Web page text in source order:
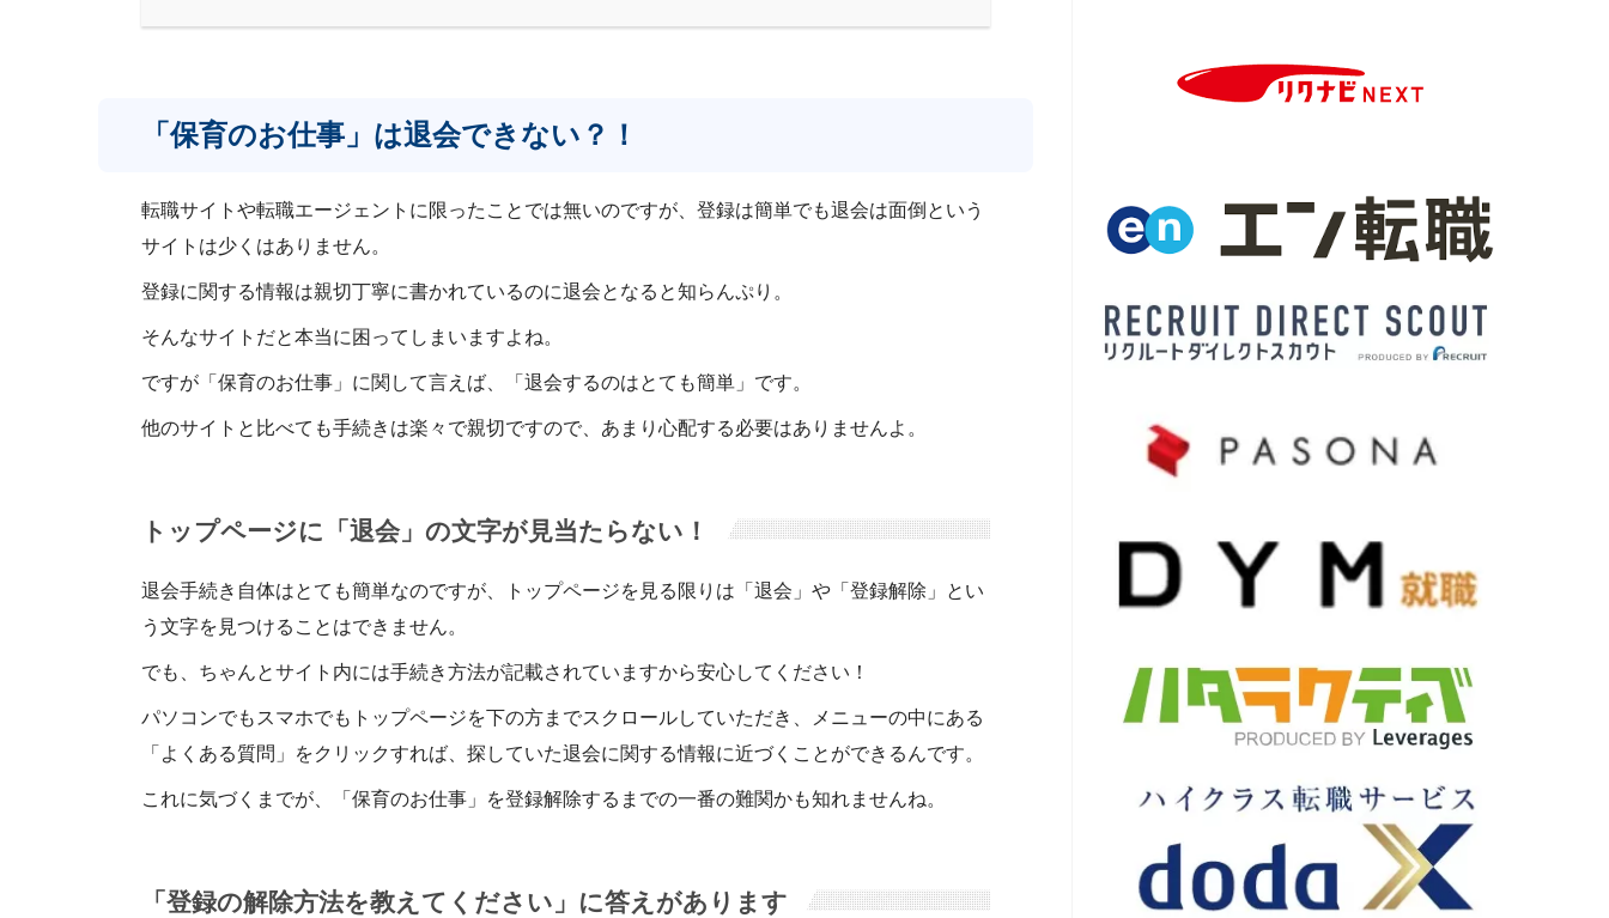
「保育のお仕事」は退会できない？！
転職サイトや転職エージェントに限ったことでは無いのですが、登録は簡単でも退会は面倒という
サイトは少くはありません。
登録に関する情報は親切丁寧に書かれているのに退会となると知らんぷり。
そんなサイトだと本当に困ってしまいますよね。
ですが「保育のお仕事」に関して言えば、「退会するのはとても簡単」です。
他のサイトと比べても手続きは楽々で親切ですので、あまり心配する必要はありませんよ。
トップページに「退会」の文字が見当たらない！
退会手続き自体はとても簡単なのですが、トップページを見る限りは「退会」や「登録解除」とい
う文字を見つけることはできません。
でも、ちゃんとサイト内には手続き方法が記載されていますから安心してください！
パソコンでもスマホでもトップページを下の方までスクロールしていただき、メニューの中にある
「よくある質問」をクリックすれば、探していた退会に関する情報に近づくことができるんです。
これに気づくまでが、「保育のお仕事」を登録解除するまでの一番の難関かも知れませんね。
「登録の解除方法を教えてください」に答えがあります